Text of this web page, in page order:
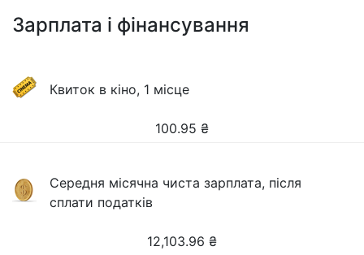
Зарплата і фінансування
Квиток в кіно, 1 місце
100.95 ₴
Середня місячна чиста зарплата, після
сплати податків
12,103.96 ₴